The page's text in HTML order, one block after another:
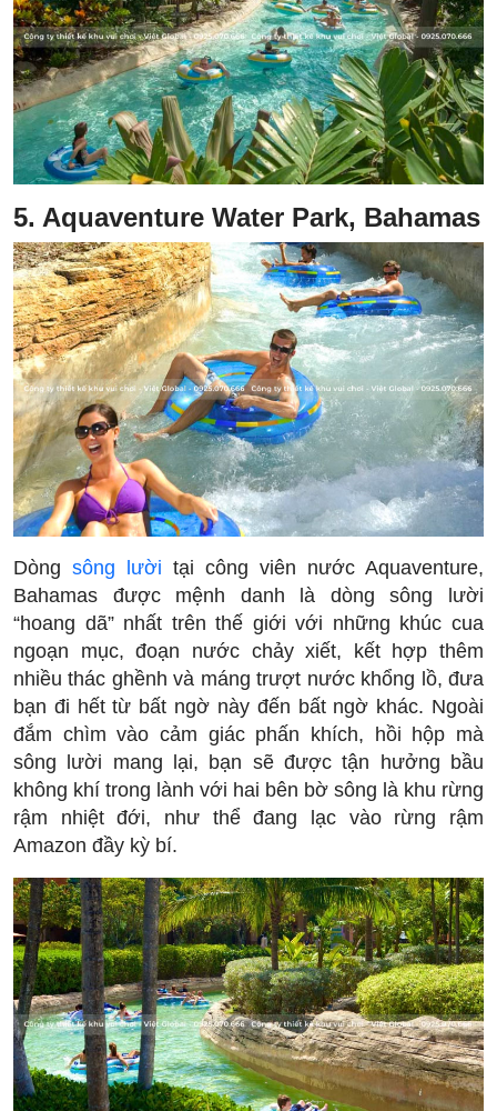
5. Aquaventure Water Park, Bahamas
Dòng sông lười tại công viên nước Aquaventure,
Bahamas được mệnh danh là dòng sông lười
“hoang dã” nhất trên thế giới với những khúc cua
ngoạn mục, đoạn nước chảy xiết, kết hợp thêm
nhiều thác ghềnh và máng trượt nước khổng lồ, đưa
bạn đi hết từ bất ngờ này đến bất ngờ khác. Ngoài
đắm chìm vào cảm giác phấn khích, hồi hộp mà
sông lười mang lại, bạn sẽ được tận hưởng bầu
không khí trong lành với hai bên bờ sông là khu rừng
rậm nhiệt đới, như thể đang lạc vào rừng rậm
Amazon đầy kỳ bí.